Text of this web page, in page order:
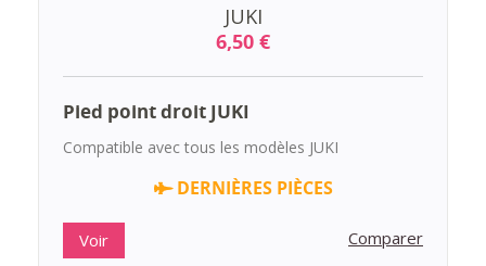
JUKI
6,50 €
Pied point droit JUKI
Compatible avec tous les modèles JUKI
DERNIÈRES PIÈCES
Voir Comparer